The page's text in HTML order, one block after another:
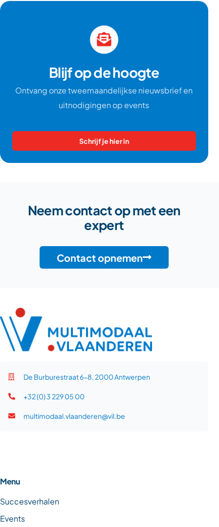
Blijf op de hoogte
Ontvang onze tweemaandelijkse nieuwsbrief en
uitnodigingen op events
Schrijf je hier in
Neem contact op met een
expert
Contact opnemen
De Burburestraat 6-8, 2000 Antwerpen
+32 (0) 3 229 05 00
multimodaal.vlaanderen@vil.be
Menu
Succesverhalen
Events